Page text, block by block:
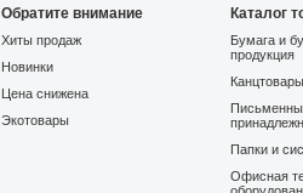
Обратите внимание
Хиты продаж
Новинки
Цена снижена
Экотовары
Каталог
Бумага и
продукция
Папки и
Офисная